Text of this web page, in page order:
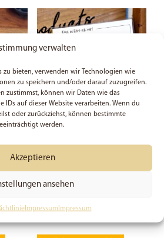
verwalten
zu bieten, verwenden wir Technologien wie
zu speichern und/oder darauf zuzugreifen.
zustimmst, können wir Daten wie das
IDs auf dieser Website verarbeiten. Wenn du
oder zurückziehst, können bestimmte
werden.
Akzeptieren
ansehen
Impressum Impressum
Bibel
|
Dieses
| Offenbarung 21:5 |
Kleiner Notizblock |
Christlich | Notepad |
ab3,49€
Dieses